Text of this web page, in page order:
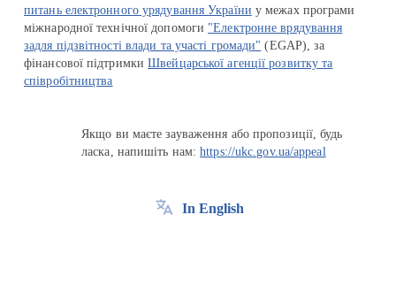
питань електронного урядування України у межах програми
міжнародної технічної допомоги "Електронне врядування
задля підзвітності влади та участі громади" (EGAP), за
фінансової підтримкиШвейцарської агенції розвитку та
співробітництва
Якщо ви маєте зауваження або пропозиції, будь
ласка, напишіть нам:https://ukc.gov.ua/appeal
In English